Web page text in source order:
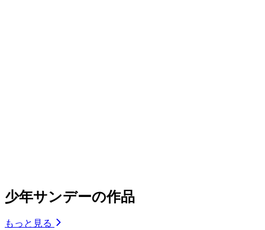
少年サンデーの作品
もっと見る